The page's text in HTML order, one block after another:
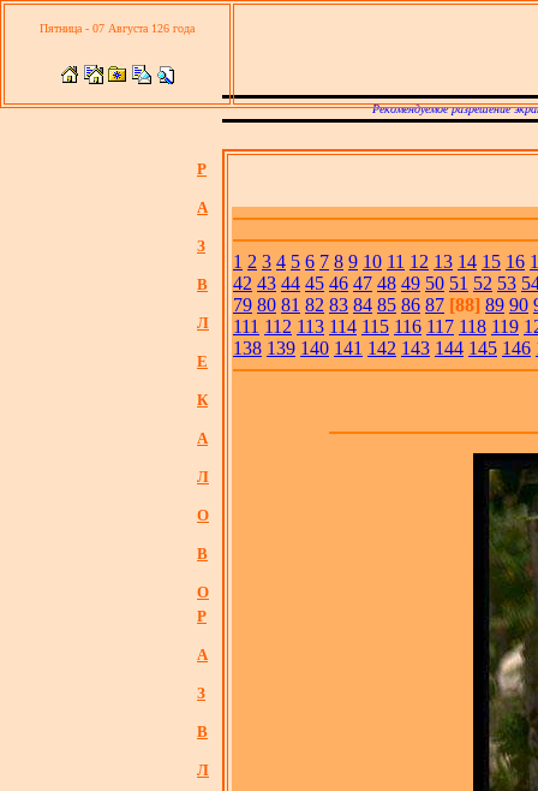
Пятница - 07 Августа 126 года
Р
А
З
В
Л
Е
К
А
Л
О
В
О
Р
А
З
В
Л
Рекомендуемое разрешение
1 2 3 4 5 6 7 8 9 10 11 12 13 14 15 16
42 43 44 45 46 47 48 49 50 51 52 53
79 80 81 82 83 84 85 86 87 [88] 89 90
111 112 113 114 115 116 117 118 119
138 139 140 141 142 143 144 145 146